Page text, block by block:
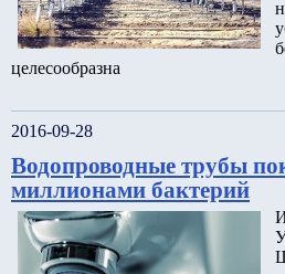
целесообразна
2016-09-28
Водопроводные трубы
миллионами бактерий